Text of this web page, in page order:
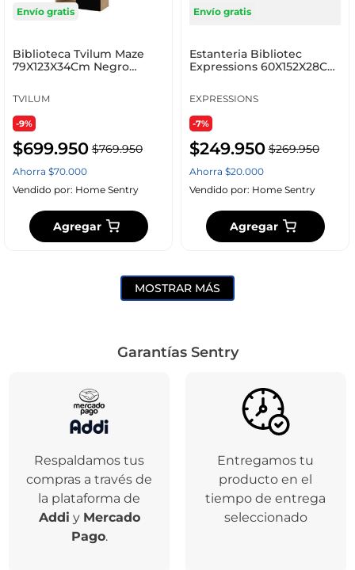
Envío gratis
Biblioteca Tvilum Maze
79X123X34Cm Negro
TVILUM
-9%
$699.950 $769.950
Ahorra $70.000
Vendido por: Home Sentry
Agregar
Envío gratis
Estanteria Bibliotec
Expressions 60X152X28Cm
EXPRESSIONS
-7%
$249.950 $269.950
Ahorra $20.000
Vendido por: Home Sentry
Agregar
MOSTRAR MÁS
Garantías Sentry
Respaldamos tus
compras a través de
la plataforma de
Addi y Mercado
Pago.
Entregamos tu
producto en el
tiempo de entrega
seleccionado